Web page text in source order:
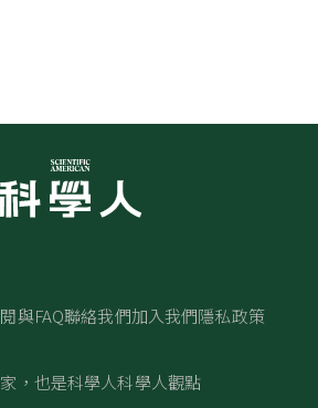
與FAQ聯絡我們加入我們隱私政策
，也是科學人科學人觀點